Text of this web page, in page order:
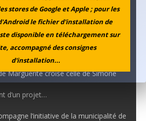
stores de Google et Apple ; pour les
le fichier d'installation de
disponible en téléchargement sur
accompagné des consignes
d'installation...
numériques
Marguerite croise celle de Simone
d’un projet…
l’initiative de la municipalité de